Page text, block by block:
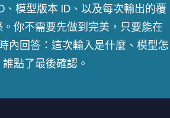
、模型版本 ID、以及每次輸出的覆
你不需要先做到完美，只要能在
內回答：這次輸入是什麼、模型怎
點了最後確認。